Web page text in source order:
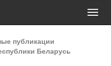
публикации
Беларусь